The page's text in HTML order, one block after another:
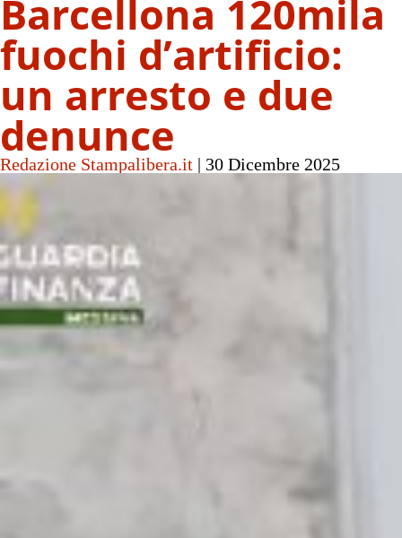
Barcellona 120mila
fuochi d’artificio:
un arresto e due
denunce
Redazione Stampalibera.it | 30 Dicembre 2025